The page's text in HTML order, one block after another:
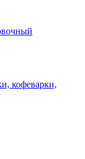
кофеварки,